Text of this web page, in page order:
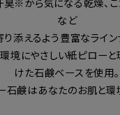
など
添えるよう豊富なライン
環境にやさしい紙ピロー
けた石鹸ベースを使用。
石鹸はあなたのお肌と環